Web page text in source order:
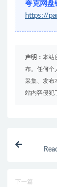
夸克网盘
https://
声明： 本站
布。任何个
采集、发布
站内容侵犯
下一篇